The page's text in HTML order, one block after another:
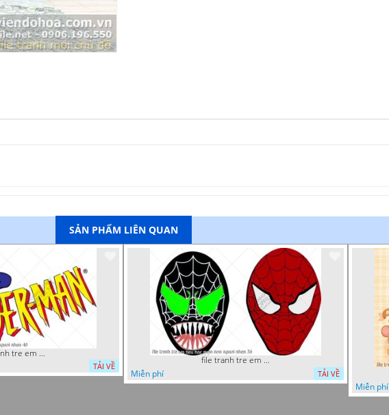
SẢN PHẨM LIÊN QUAN
file tranh tre em tieu hoc man non nguoi nhen 40
TẢI VỀ
file tranh tre em tieu hoc man non nguoi nhen 36
Miễn phí
TẢI VỀ
Miễn phí